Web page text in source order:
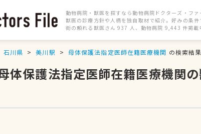
動物病院・獣医を探すなら動物病院ドクターズ・ファ
獣医の診療方針や人柄を独自取材で紹介。好みの条件
街の頼れる獣医さん 937 人、動物病院 9,443 件掲
石川県 美川駅 母体保護法指定医師在籍医療機関 の検索結果
体保護法指定医師在籍医療機関